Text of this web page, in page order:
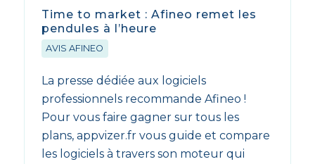
Time to market : Afineo remet les
pendules à l’heure
AVIS AFINEO
La presse dédiée aux logiciels
professionnels recommande Afineo !
Pour vous faire gagner sur tous les
plans, appvizer.fr vous guide et compare
les logiciels à travers son moteur qui